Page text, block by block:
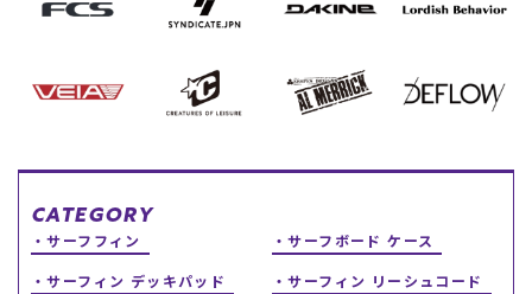
CATEGORY
サーフフィン
サーフボード ケース
サーフィン デッキパッド
サーフィン リーシュコード